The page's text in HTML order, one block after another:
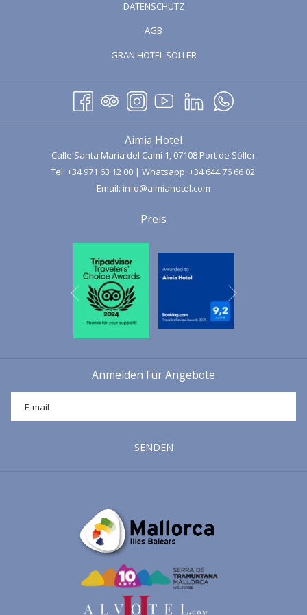
DATENSCHUTZ
AGB
GRAN HOTEL SOLLERÖFFNET
NEUEN
Aimia Hotel
Calle Santa Maria del Camí 1, 07108 Port de Sóller
Tel: +34 971 63 12 00| Whatsapp: +34 644 76 66 02
Email: info@aimiahotel.com
Preis
Vorherige
Anmelden Für Angebote
SENDEN